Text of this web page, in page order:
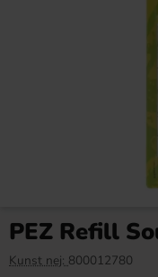
PEZ Refill
Kunst nej: 800012780